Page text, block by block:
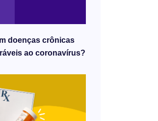
doenças crônicas
​​ao coronavírus?